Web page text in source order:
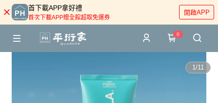
首下載APP拿好禮
首次下載APP贈全館超取免運券
開啟APP
0
1/11